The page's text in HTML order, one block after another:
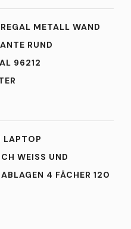
METALL WAND
RUND
96212
LAPTOP
WEISS UND S
4 FÄCHER 120 C